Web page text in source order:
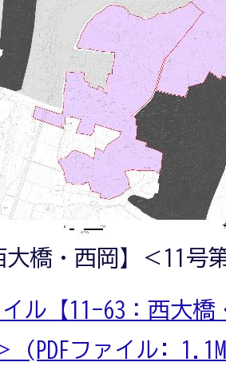
大橋・西岡】＜11号
ル【11-63：西大橋
(PDFファイル: